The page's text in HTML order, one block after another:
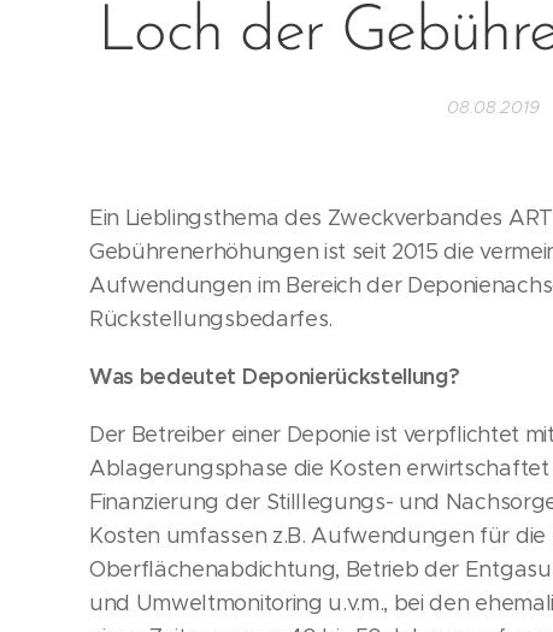
Loch der
08.08.2019
Ein Lieblingsthema des Zweckverbandes
Gebührenerhöhungen ist seit 2015 die
Aufwendungen im Bereich der
Rückstellungsbedarfes.
Was bedeutet Deponierückstellung?
Der Betreiber einer Deponie ist verpflichtet
Ablagerungsphase die Kosten
Finanzierung der Stilllegungs- und
Kosten umfassen z.B. Aufwendungen für
Oberflächenabdichtung, Betrieb der
und Umweltmonitoring u.v.m., bei den